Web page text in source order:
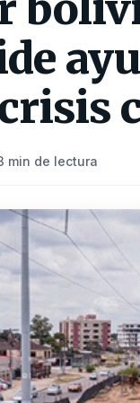
min de lectura